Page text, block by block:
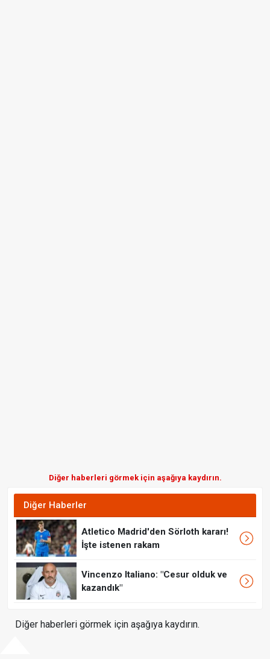
Diğer haberleri görmek için aşağıya kaydırın.
Diğer Haberler
Atletico Madrid'den Sörloth kararı!
İşte istenen rakam
Vincenzo Italiano: "Cesur olduk ve
kazandık"
Diğer haberleri görmek için aşağıya kaydırın.